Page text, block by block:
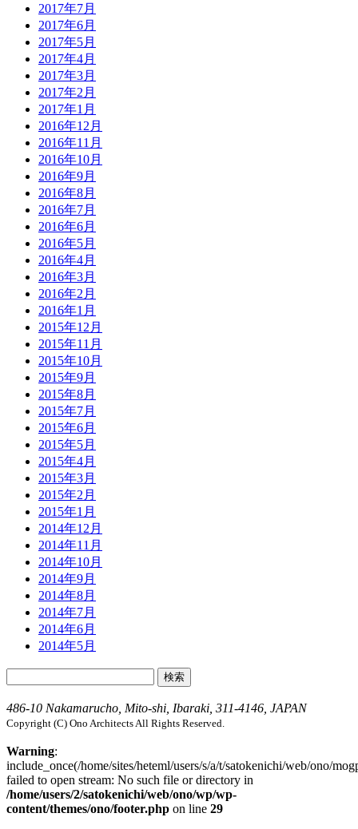
2017年7月
2017年6月
2017年5月
2017年4月
2017年3月
2017年2月
2017年1月
2016年12月
2016年11月
2016年10月
2016年9月
2016年8月
2016年7月
2016年6月
2016年5月
2016年4月
2016年3月
2016年2月
2016年1月
2015年12月
2015年11月
2015年10月
2015年9月
2015年8月
2015年7月
2015年6月
2015年5月
2015年4月
2015年3月
2015年2月
2015年1月
2014年12月
2014年11月
2014年10月
2014年9月
2014年8月
2014年7月
2014年6月
2014年5月
486-10 Nakamarucho, Mito-shi, Ibaraki, 311-4146, JAPAN
Copyright (C) Ono Architects All Rights Reserved.
Warning:
include_once(/home/sites/heteml/users/s/a/t/satokenichi/web/ono/
failed to open stream: No such file or directory in
/home/users/2/satokenichi/web/ono/wp/wp-
content/themes/ono/footer.php on line 29